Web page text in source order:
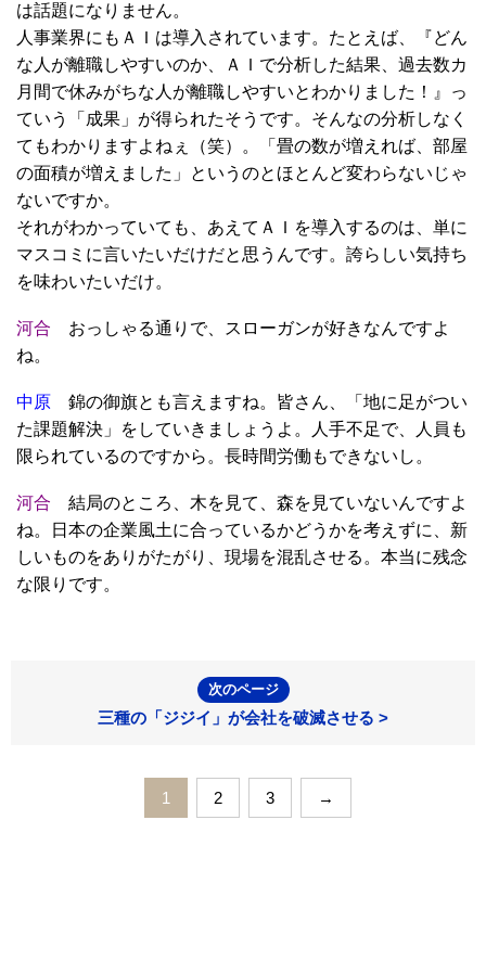
は話題になりません。
人事業界にもＡＩは導入されています。たとえば、『どん
な人が離職しやすいのか、ＡＩで分析した結果、過去数カ
月間で休みがちな人が離職しやすいとわかりました！』っ
ていう「成果」が得られたそうです。そんなの分析しなく
てもわかりますよねぇ（笑）。「畳の数が増えれば、部屋
の面積が増えました」というのとほとんど変わらないじゃ
ないですか。
それがわかっていても、あえてＡＩを導入するのは、単に
マスコミに言いたいだけだと思うんです。誇らしい気持ち
を味わいたいだけ。
河合 おっしゃる通りで、スローガンが好きなんですよ
ね。
中原 錦の御旗とも言えますね。皆さん、「地に足がつい
た課題解決」をしていきましょうよ。人手不足で、人員も
限られているのですから。長時間労働もできないし。
河合 結局のところ、木を見て、森を見ていないんですよ
ね。日本の企業風土に合っているかどうかを考えずに、新
しいものをありがたがり、現場を混乱させる。本当に残念
な限りです。
次のページ
三種の「ジジイ」が会社を破滅させる >
1 2 3 →